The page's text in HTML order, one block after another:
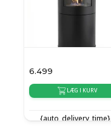
6.499
LÆG I KURV
{auto_delivery_time}